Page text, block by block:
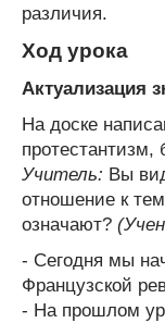
различия.
Ход урока
Актуализация
На доске
протестантизм,
Учитель: Вы
отношение к
означают?
- Сегодня мы
Французской
- На прошлом